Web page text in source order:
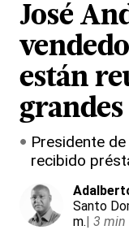
José
están
Presidente
recibido
Santo
m.| 3 min